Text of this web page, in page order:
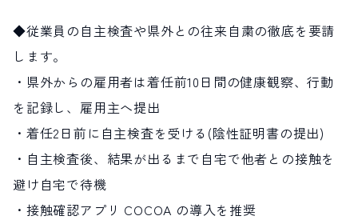
◆従業員の自主検査や県外との往来自粛の徹底を要請
します。
・県外からの雇用者は着任前10日間の健康観察、行動
を記録し、雇用主へ提出
・着任2日前に自主検査を受ける(陰性証明書の提出)
・自主検査後、結果が出るまで自宅で他者との接触を
避け自宅で待機
・接触確認アプリ COCOA の導入を推奨